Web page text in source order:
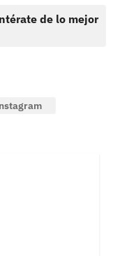
de lo mejor